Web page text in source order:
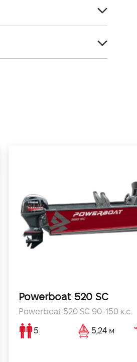
2,22
470
508
алюмінієві човни
Powerboat 520 SC
Powerboat 520 SC 90-150 к.с.
5 5,24 м